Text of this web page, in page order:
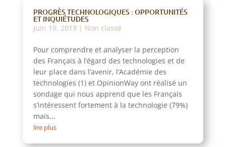
PROGRÈS TECHNOLOGIQUES : OPPORTUNITÉS
ET INQUIÉTUDES
Juin 19, 2019 | Non classé
Pour comprendre et analyser la perception
des Français à l’égard des technologies et de
leur place dans l’avenir, l’Académie des
technologies (1) et OpinionWay ont réalisé un
sondage qui nous apprend que les Français
s’intéressent fortement à la technologie (79%)
mais...
lire plus